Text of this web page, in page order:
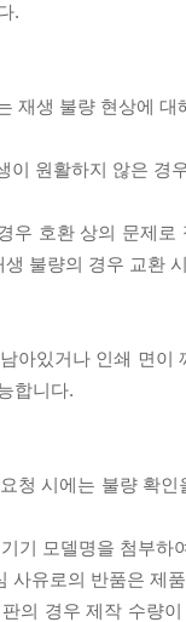
.
재생 불량 현상에
이 원활하지 않은 경
우 호환 상의 문제
불량의 경우 교환
아있거나 인쇄 면
합니다.
청 시에는 불량 확
기 모델명을 첨부하
사유로의 반품은 제
의 경우 제작 수량